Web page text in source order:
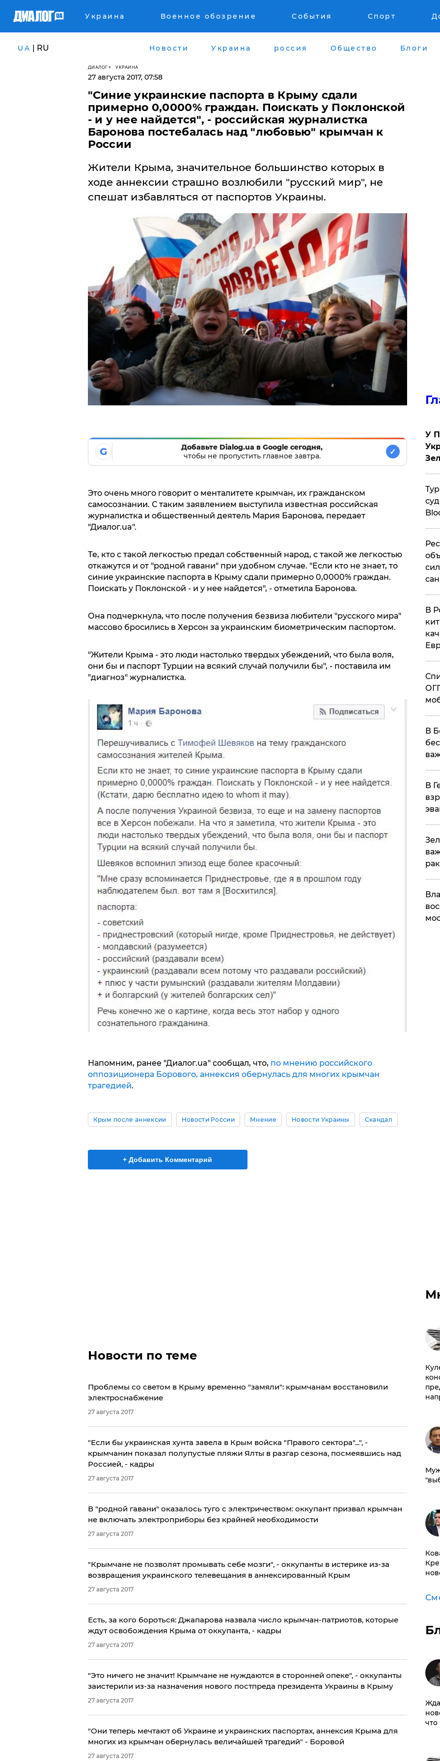
Украина Военное обозрение События Спорт
UA | RU Новости Украина россия Общество Блоги
ДИАЛОГ УКРАИНА
27 августа 2017, 07:58
​"Синие украинские паспорта в Крыму сдали
примерно 0,0000% граждан. Поискать у Поклонской
- и у нее найдется", - российская журналистка
Баронова постебалась над "любовью" крымчан к
России
Жители Крыма, значительное большинство которых в
ходе аннексии страшно возлюбили "русский мир", не
спешат избавляться от паспортов Украины.
G
Добавьте Dialog.ua в Google сегодня,
чтобы не пропустить главное завтра.
✓
Это очень много говорит о менталитете крымчан, их гражданском
самосознании. С таким заявлением выступила известная российская
журналистка и общественный деятель Мария Баронова, передает
"Диалог.ua".
Те, кто с такой легкостью предал собственный народ, с такой же легкостью
откажутся и от "родной гавани" при удобном случае. "Если кто не знает, то
синие украинские паспорта в Крыму сдали примерно 0,0000% граждан.
Поискать у Поклонской - и у нее найдется", - отметила Баронова.
Она подчеркнула, что после получения безвиза любители "русского мира"
массово бросились в Херсон за украинским биометрическим паспортом.
"Жители Крыма - это люди настолько твердых убеждений, что была воля,
они бы и паспорт Турции на всякий случай получили бы", - поставила им
"диагноз" журналистка.
Напомним, ранее "Диалог.ua" сообщал, что, по мнению российского
оппозиционера Борового, аннексия обернулась для многих крымчан
трагедией.
Крым после аннексии Новости России Мнение Новости Украины Скандал
+ Добавить Комментарий
Новости по теме
Проблемы со светом в Крыму временно "замяли": крымчанам восстановили
электроснабжение
27 августа 2017
"Если бы украинская хунта завела в Крым войска "Правого сектора"...", -
крымчанин показал полупустые пляжи Ялты в разгар сезона, посмеявшись над
Россией, - кадры
27 августа 2017
В "родной гавани" оказалось туго с электричеством: оккупант призвал крымчан
не включать электроприборы без крайней необходимости
27 августа 2017
​"Крымчане не позволят промывать себе мозги", - оккупанты в истерике из-за
возвращения украинского телевещания в аннексированный Крым
27 августа 2017
​Есть, за кого бороться: Джапарова назвала число крымчан-патриотов, которые
ждут освобождения Крыма от оккупанта, - кадры
27 августа 2017
​"Это ничего не значит! Крымчане не нуждаются в сторонней опеке", - оккупанты
заистерили из-за назначения нового постпреда президента Украины в Крыму
27 августа 2017
"Они теперь мечтают об Украине и украинских паспортах, аннексия Крыма для
многих из крымчан обернулась величайшей трагедий" - Боровой
27 августа 2017
У
В
В
В
что